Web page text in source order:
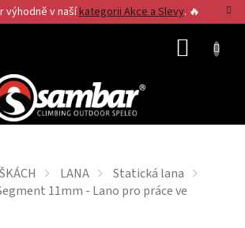
výhodně v našíkategorii Akce a Slevy. 🔥
LANA
Statická lana
11mm - Lano pro práce ve